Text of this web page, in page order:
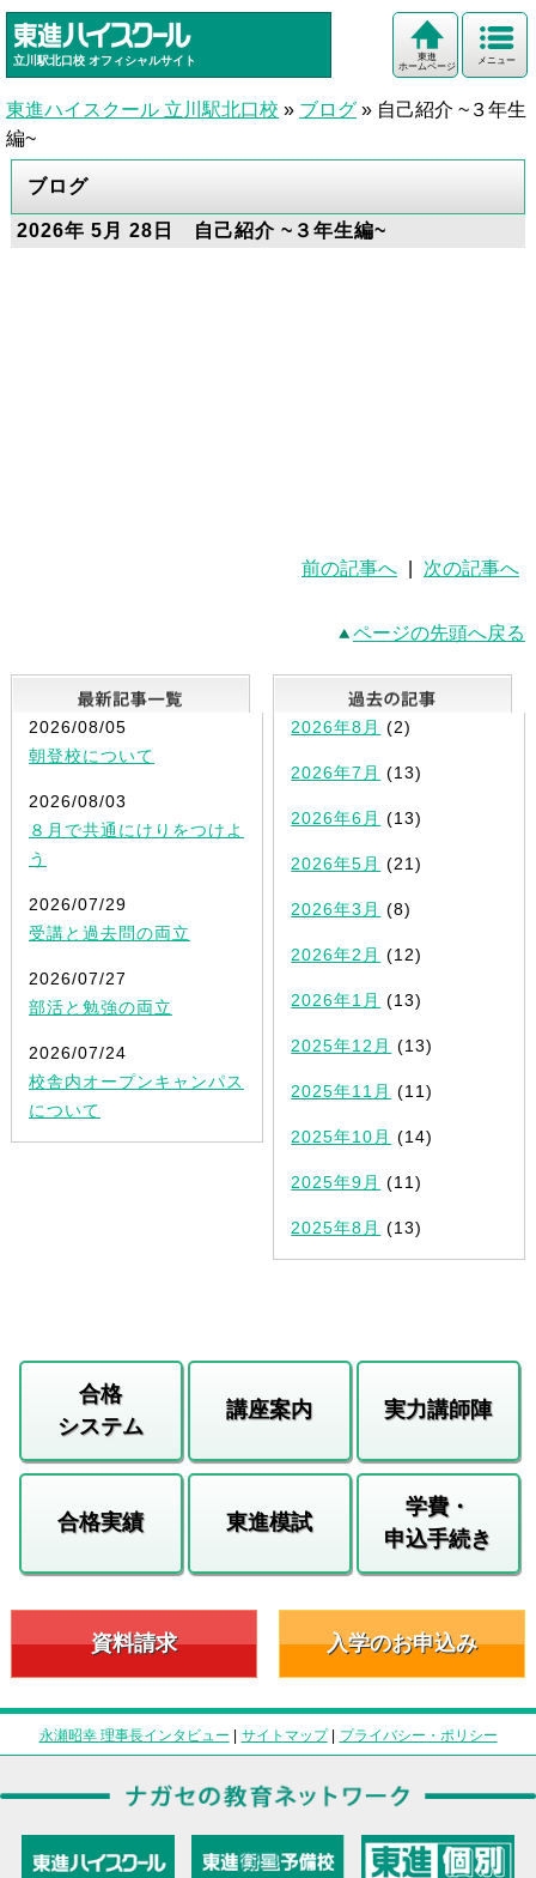
立川駅北口校 オフィシャルサイト メニュー
東進
ホームページ
東進ハイスクール 立川駅北口校 » ブログ » 自己紹介 ~３年生
編~
ブログ
2026年 5月 28日 自己紹介 ~３年生編~
前の記事へ 次の記事へ
ページの先頭へ戻る
最新記事一覧
2026/08/05
朝登校について
2026/08/03
８月で共通にけりをつけよ
う
2026/07/29
受講と過去問の両立
2026/07/27
部活と勉強の両立
2026/07/24
校舎内オープンキャンパス
について
2026年8月 (2)
2026年7月 (13)
2026年6月 (13)
2026年5月 (21)
2026年3月 (8)
2026年2月 (12)
2026年1月 (13)
2025年12月 (13)
2025年11月 (11)
2025年10月 (14)
2025年9月 (11)
2025年8月 (13)
合格
システム
講座案内 実力講師陣
合格実績 東進模試
学費・
申込手続き
資料請求 入学のお申込み
永瀬昭幸 理事長インタビュー | サイトマップ| プライバシー・ポリシー